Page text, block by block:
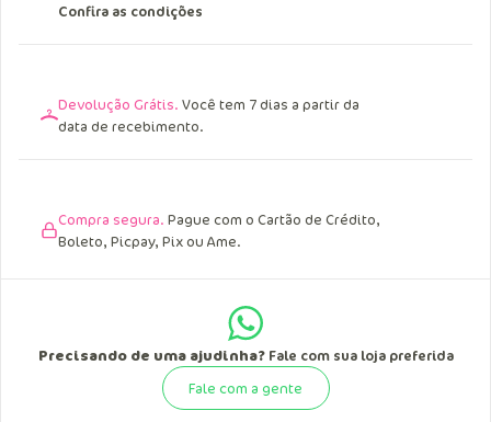
Confira as condições
Devolução Grátis. Você tem 7 dias a partir da
data de recebimento.
Compra segura. Pague com o Cartão de Crédito,
Boleto, Picpay, Pix ou Ame.
Precisando de uma ajudinha?Fale com sua loja preferida
Fale com a gente